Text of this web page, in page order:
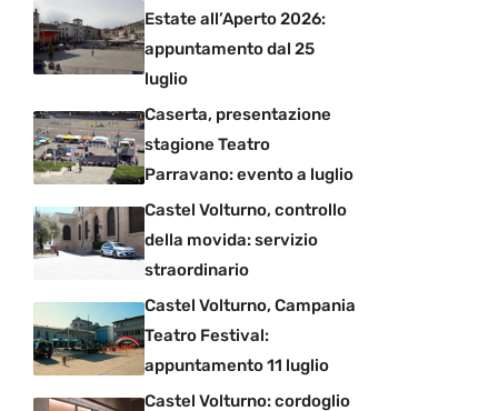
Estate all’Aperto 2026:
appuntamento dal 25
luglio
Caserta, presentazione
stagione Teatro
Parravano: evento a luglio
Castel Volturno, controllo
della movida: servizio
straordinario
Castel Volturno, Campania
Teatro Festival:
appuntamento 11 luglio
Castel Volturno: cordoglio